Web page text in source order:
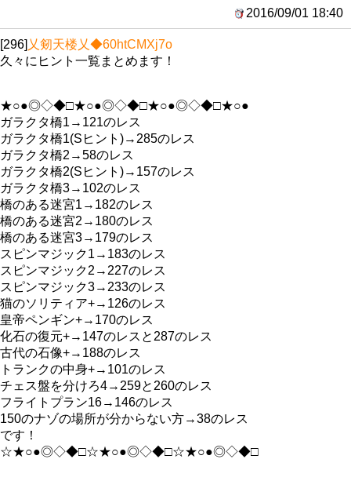
2016/09/01 18:40
[296] 乂剱天楼乂◆60htCMXj7o
久々にヒント一覧まとめます！
★○●◎◇◆□★○●◎◇◆□★○●◎◇◆□★○●
ガラクタ橋1→121のレス
ガラクタ橋1(Sヒント)→285のレス
ガラクタ橋2→58のレス
ガラクタ橋2(Sヒント)→157のレス
ガラクタ橋3→102のレス
橋のある迷宮1→182のレス
橋のある迷宮2→180のレス
橋のある迷宮3→179のレス
スピンマジック1→183のレス
スピンマジック2→227のレス
スピンマジック3→233のレス
猫のソリティア+→126のレス
皇帝ペンギン+→170のレス
化石の復元+→147のレスと287のレス
古代の石像+→188のレス
トランクの中身+→101のレス
チェス盤を分けろ4→259と260のレス
フライトプラン16→146のレス
150のナゾの場所が分からない方→38のレス
です！
☆★○●◎◇◆□☆★○●◎◇◆□☆★○●◎◇◆□